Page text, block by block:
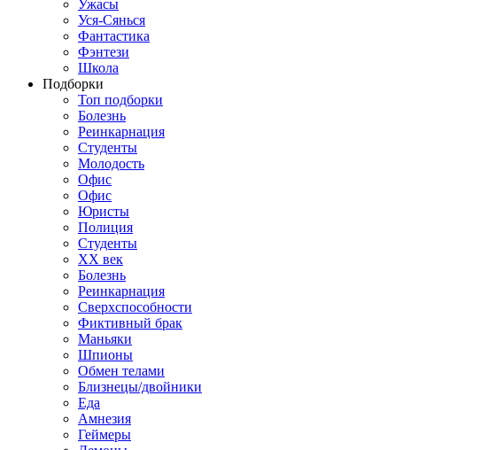
Ужасы
Уся-Сянься
Фантастика
Фэнтези
Школа
Подборки
Топ подборки
Болезнь
Реинкарнация
Студенты
Молодость
Офис
Офис
Юристы
Полиция
Студенты
ХХ век
Болезнь
Реинкарнация
Сверхспособности
Фиктивный брак
Маньяки
Шпионы
Обмен телами
Близнецы/двойники
Еда
Амнезия
Геймеры